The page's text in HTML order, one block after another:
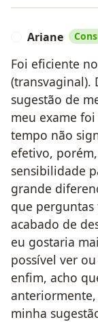
Ariane
Foi eficiente
(transvaginal).
sugestão de
meu exame
tempo não
efetivo,
sensibilidade
grande
que perguntas
acabado de
eu gostaria
possível ver
enfim, acho
minha